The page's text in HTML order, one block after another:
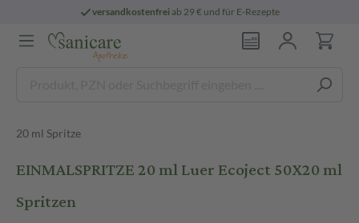
versandkostenfreiab 29 € und für E-Rezepte
20 ml Spritze
EINMALSPRITZE 20 ml Luer Ecoject 50X20 ml
Spritzen